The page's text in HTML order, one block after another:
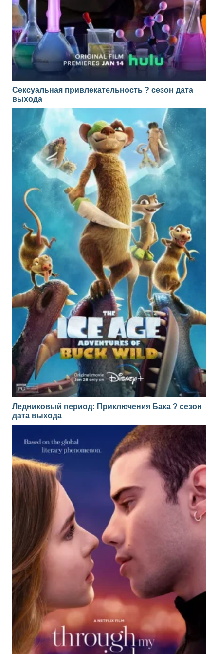
Сексуальная привлекательность ? сезон дата
выхода
Ледниковый период: Приключения Бака ? сезон
дата выхода